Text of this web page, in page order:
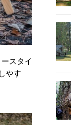
スタイ
やす